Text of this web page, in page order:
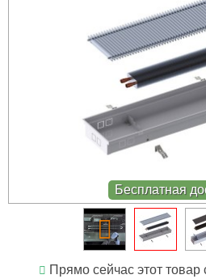
Бесплатная
Прямо сейчас этот товар